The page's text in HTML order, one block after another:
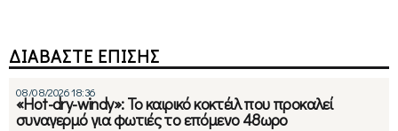
ΔΙΑΒΑΣΤΕ ΕΠΙΣΗΣ
08/08/2026 18:36
«Hot-dry-windy»: Το καιρικό κοκτέιλ που προκαλεί
συναγερμό για φωτιές το επόμενο 48ωρο